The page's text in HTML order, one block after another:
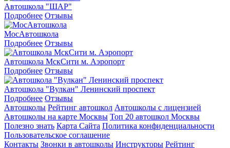
Автошкола "ШАР"
Подробнее Отзывы
МосАвтошкола
Подробнее Отзывы
Автошкола МскСити м. Аэропорт
Подробнее Отзывы
Автошкола "Вулкан" Ленинский проспект
Подробнее Отзывы
Автошколы Рейтинг автошкол Автошколы с лицензией
Автошколы на карте Москвы Топ 20 автошкол Москвы
Полезно знать Карта Сайта Политика конфиденциальности
Пользовательское соглашение
Контакты Звонки в автошколы Инструкторы Рейтинг